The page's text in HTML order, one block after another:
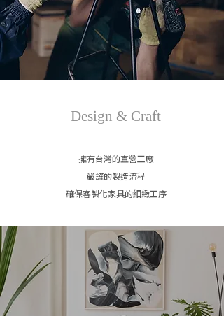
Design & Craft
擁有台灣的直營工廠
嚴謹的製造流程
​確保客製化家具的細緻工序